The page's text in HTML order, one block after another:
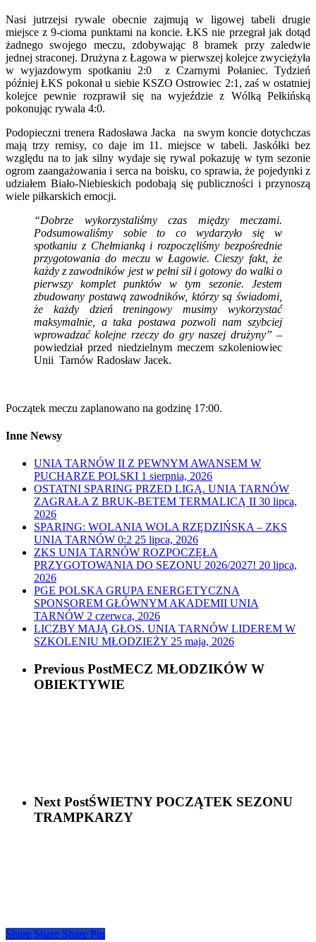
Nasi jutrzejsi rywale obecnie zajmują w ligowej tabeli drugie
miejsce z 9-cioma punktami na koncie. ŁKS nie przegrał jak dotąd
żadnego swojego meczu, zdobywając 8 bramek przy zaledwie
jednej straconej. Drużyna z Łagowa w pierwszej kolejce zwyciężyła
w wyjazdowym spotkaniu 2:0 z Czarnymi Połaniec. Tydzień
później ŁKS pokonał u siebie KSZO Ostrowiec 2:1, zaś w ostatniej
kolejce pewnie rozprawił się na wyjeździe z Wólką Pełkińską
pokonując rywala 4:0.
Podopieczni trenera Radosława Jacka na swym koncie dotychczas
mają trzy remisy, co daje im 11. miejsce w tabeli. Jaskółki bez
względu na to jak silny wydaje się rywal pokazuję w tym sezonie
ogrom zaangażowania i serca na boisku, co sprawia, że pojedynki z
udziałem Biało-Niebieskich podobają się publiczności i przynoszą
wiele piłkarskich emocji.
“Dobrze wykorzystaliśmy czas między meczami.
Podsumowaliśmy sobie to co wydarzyło się w
spotkaniu z Chełmianką i rozpoczęliśmy bezpośrednie
przygotowania do meczu w Łagowie. Cieszy fakt, że
każdy z zawodników jest w pełni sił i gotowy do walki o
pierwszy komplet punktów w tym sezonie. Jestem
zbudowany postawą zawodników, którzy są świadomi,
że każdy dzień treningowy musimy wykorzystać
maksymalnie, a taka postawa pozwoli nam szybciej
wprowadzać kolejne rzeczy do gry naszej drużyny” –
powiedział przed niedzielnym meczem szkoleniowiec
Unii Tarnów Radosław Jacek.
Początek meczu zaplanowano na godzinę 17:00.
Inne Newsy
UNIA TARNÓW II Z PEWNYM AWANSEM W
PUCHARZE POLSKI 1 sierpnia, 2026
OSTATNI SPARING PRZED LIGĄ. UNIA TARNÓW
ZAGRAŁA Z BRUK-BETEM TERMALICĄ II 30 lipca,
2026
SPARING: WOLANIA WOLA RZĘDZIŃSKA – ZKS
UNIA TARNÓW 0:2 25 lipca, 2026
ZKS UNIA TARNÓW ROZPOCZĘŁA
PRZYGOTOWANIA DO SEZONU 2026/2027! 20 lipca,
2026
PGE POLSKA GRUPA ENERGETYCZNA
SPONSOREM GŁÓWNYM AKADEMII UNIA
TARNÓW 2 czerwca, 2026
LICZBY MAJĄ GŁOS. UNIA TARNÓW LIDEREM W
SZKOLENIU MŁODZIEŻY 25 maja, 2026
Previous PostMECZ MŁODZIKÓW W
OBIEKTYWIE
Next PostŚWIETNY POCZĄTEK SEZONU
TRAMPKARZY
Share
Share Share Share Pin